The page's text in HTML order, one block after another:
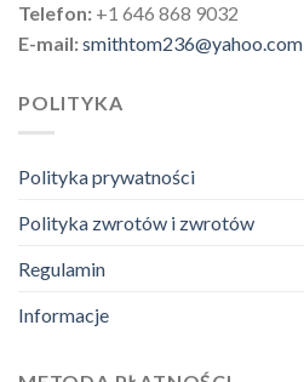
Telefon: +1 646 868 9032
E-mail:smithtom236@yahoo.com
POLITYKA
Polityka prywatności
Polityka zwrotów i zwrotów
Regulamin
Informacje